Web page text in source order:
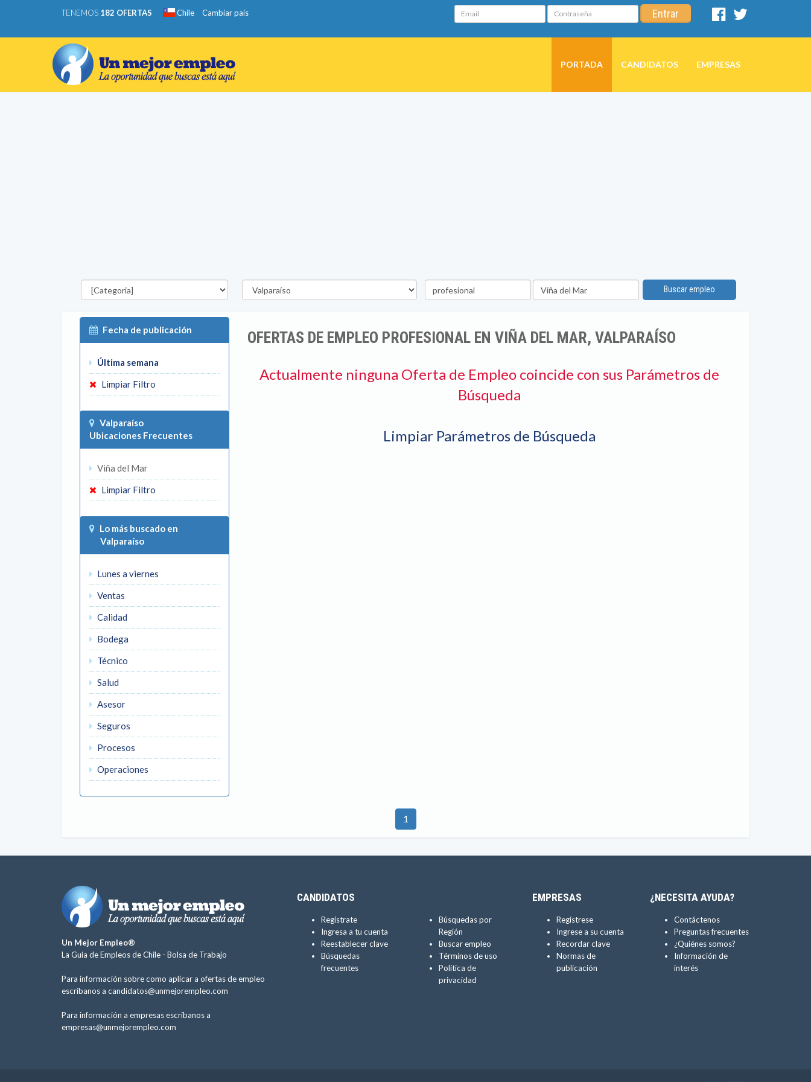
TENEMOS 182 OFERTAS Chile Cambiar país Email Contraseña Entrar
Facebook
PORTADA CANDIDATOS EMPRESAS
Categorías Región
Palabra
clave
Ubicación
Buscar empleo
Fecha de publicación
Última semana
Limpiar Filtro
Valparaíso
Ubicaciones Frecuentes
Viña del Mar
Limpiar Filtro
Lo más buscado en
Valparaíso
Lunes a viernes
Ventas
Calidad
Bodega
Técnico
Salud
Asesor
Seguros
Procesos
Operaciones
OFERTAS DE EMPLEO PROFESIONAL EN VIÑA DEL MAR, VALPARAÍSO
Actualmente ninguna Oferta de Empleo coincide con sus Parámetros de
Búsqueda
Limpiar Parámetros de Búsqueda
1
Un Mejor Empleo®
La Guía de Empleos de Chile - Bolsa de Trabajo
Para información sobre como aplicar a ofertas de empleo
escríbanos a candidatos@unmejorempleo.com
Para información a empresas escríbanos a
empresas@unmejorempleo.com
CANDIDATOS
Regístrate
Ingresa a tu cuenta
Reestablecer clave
Búsquedas
frecuentes
Búsquedas por
Región
Buscar empleo
Términos de uso
Política de
privacidad
EMPRESAS
Regístrese
Ingrese a su cuenta
Recordar clave
Normas de
publicación
¿NECESITA AYUDA?
Contáctenos
Preguntas frecuentes
¿Quiénes somos?
Información de
interés